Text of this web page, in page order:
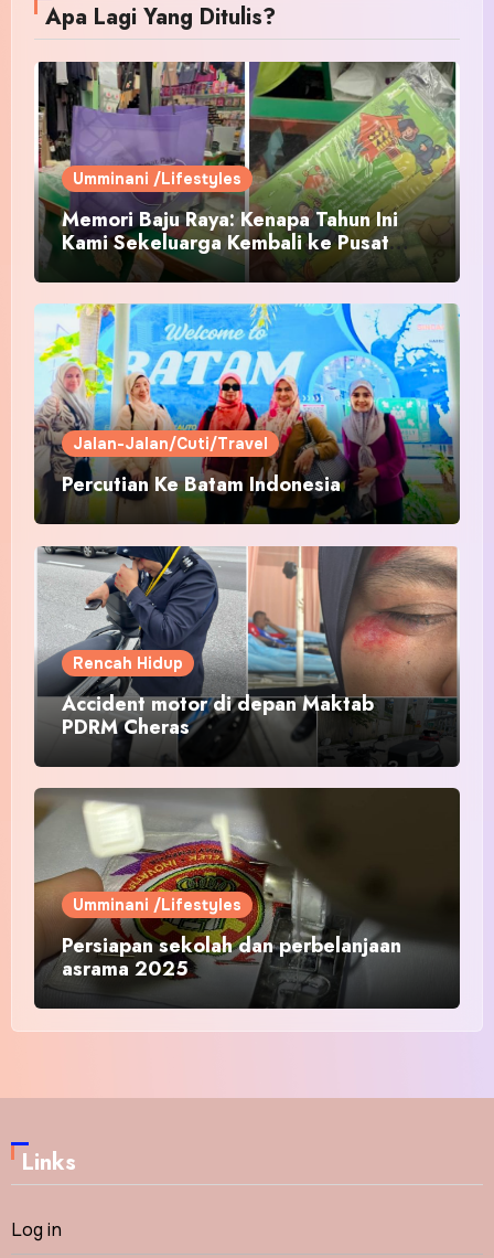
Apa Lagi Yang Ditulis?
Umminani /Lifestyles
Memori Baju Raya: Kenapa Tahun Ini
Kami Sekeluarga Kembali ke Pusat
Pakaian Hari-Hari?
Jalan-Jalan/Cuti/Travel
Percutian Ke Batam Indonesia
Rencah Hidup
Accident motor di depan Maktab
PDRM Cheras
Umminani /Lifestyles
Persiapan sekolah dan perbelanjaan
asrama 2025
Links
Log in